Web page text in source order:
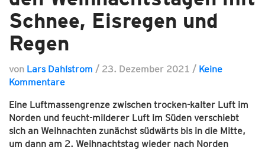
Schnee, Eisregen und
Regen
von Lars Dahlstrom / 23. Dezember 2021 / Keine
Kommentare
Eine Luftmassengrenze zwischen trocken-kalter Luft im
Norden und feucht-milderer Luft im Süden verschiebt
sich an Weihnachten zunächst südwärts bis in die Mitte,
um dann am 2. Weihnachtstag wieder nach Norden